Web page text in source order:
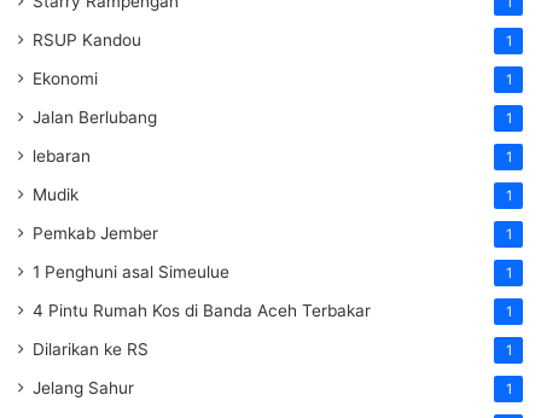
RSUP Kandou 1
Ekonomi 1
Jalan Berlubang 1
lebaran 1
Mudik 1
Pemkab Jember 1
1 Penghuni asal Simeulue 1
4 Pintu Rumah Kos di Banda Aceh Terbakar 1
Dilarikan ke RS 1
Jelang Sahur 1